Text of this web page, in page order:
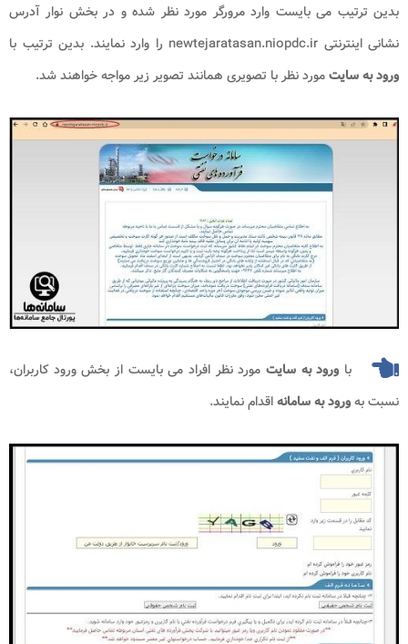
بدین ترتیب می بایست وارد مرورگر مورد نظر شده و در بخش نوار آدرس
نشانی اینترنتی newtejaratasan.niopdc.ir را وارد نمایند. بدین ترتیب با
ورود به سایتمورد نظر با تصویری همانند تصویر زیر مواجه خواهند شد.
با ورود به سایت مورد نظر افراد می بایست از بخش ورود کاربران،
نسبت بهورود به سامانهاقدام نمایند.